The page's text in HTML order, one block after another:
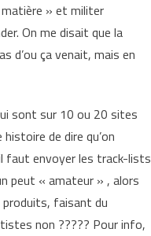
» et militer
On me disait que la
d’ou ça venait, mais en
sont sur 10 ou 20 sites
de dire qu’on
faut envoyer les track-lists
peut « amateur » , alors
faisant du
non ????? Pour info,